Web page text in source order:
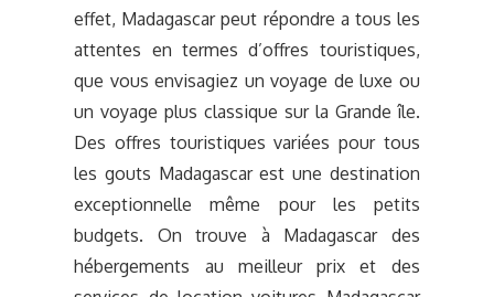
effet, Madagascar peut répondre a tous les
attentes en termes d’offres touristiques,
que vous envisagiez un voyage de luxe ou
un voyage plus classique sur la Grande île.
Des offres touristiques variées pour tous
les gouts Madagascar est une destination
exceptionnelle même pour les petits
budgets. On trouve à Madagascar des
hébergements au meilleur prix et des